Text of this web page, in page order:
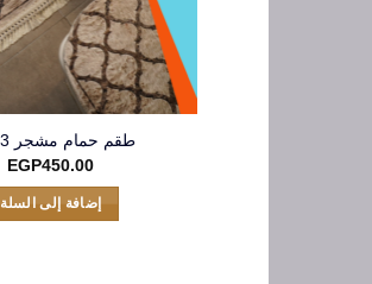
طقم حمام مشجر 3 قطع
EGP450.00
إضافة إلى السلة